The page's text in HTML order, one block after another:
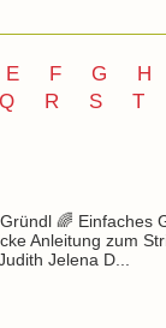
E F G
H
R S
T
🌈 Einfaches
Anleitung zum
Jelena D...